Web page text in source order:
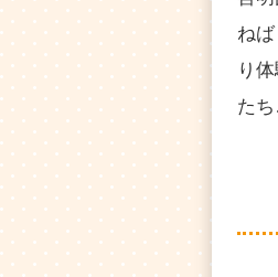
ね
り
た